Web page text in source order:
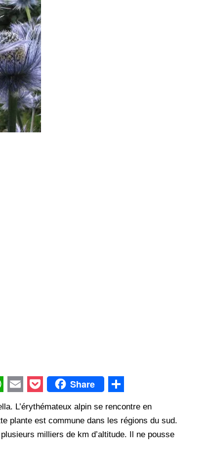
E
m
a
P
o
c
Share
h
a
L’érythémateux alpin se rencontre en
plante est commune dans les régions du sud.
milliers de km d’altitude. Il ne pousse